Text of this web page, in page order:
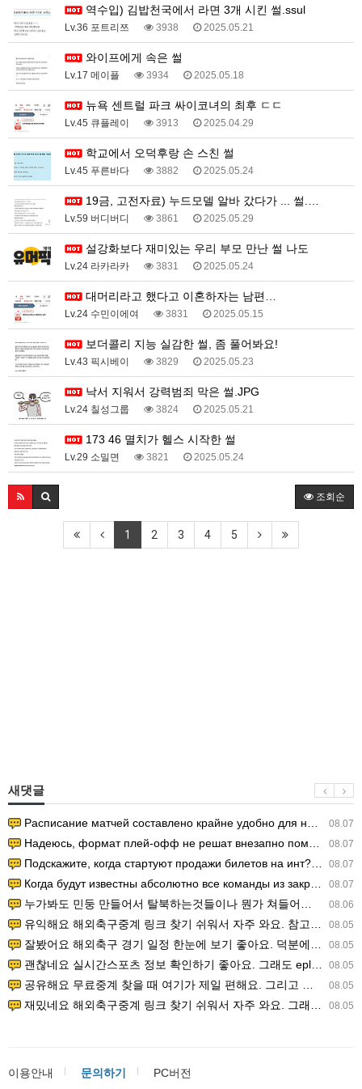
역수입) 김밥천국에서 라면 3개 시킨 썰.ssul
Lv.36 포트리쯔 3938 2025.05.21
와이프에게 속은 썰
Lv.17 메이플 3934 2025.05.18
뉴욕 센트럴 파크 싸이코녀의 최후 ㄷㄷ
Lv.45 큐플레이 3913 2025.04.29
학교에서 오덕후랑 손 스친 썰
Lv.45 푸른바다 3882 2025.05.24
19금, 고전자료) 누드모델 알바 갔다가 ... 썰.…
Lv.59 버디버디 3861 2025.05.29
설강화보다 재미있는 우리 부모 만난 썰 나도
Lv.24 라카라카 3831 2025.05.24
대머리라고 했다고 이혼하자는 남편…
Lv.24 수민이에여 3831 2025.05.15
보더콜리 지능 실감한 썰, 좀 풀어봐요!
Lv.43 픽시베이 3829 2025.05.23
낙서 지워서 강력범죄 막은 썰.JPG
Lv.24 칠성그룹 3824 2025.05.21
173 46 멸치가 헬스 시작한 썰
Lv.29 소밀면 3821 2025.05.24
조회순
1 2 3 4 5
새댓글
08.07
Расписание матчей составлено крайне удобно для нашего часово…
08.07
Надеюсь, формат плей-офф не решат внезапно поменять. https:/…
08.07
Подскажите, когда стартуют продажи билетов на инт? https://g…
08.07
Когда будут известны абсолютно все команды из закрытых квали…
08.06
누가봐도 민둥 만들어서 탈북하는것들이나 뭔가 쳐들어오는 낌새를 미리 알아차리기 위함이지 저걸 전쟁준비라고 하…
08.05
유익해요 해외축구중계 링크 찾기 쉬워서 자주 와요. 참고로 무료스포츠중계 정보 확인할 때 출처 꼭 체크해요.…
08.05
잘봤어요 해외축구 경기 일정 한눈에 보기 좋아요. 덕분에 epl중계 볼 때 공식 중계 채널 먼저 찾아봐요. …
08.05
괜찮네요 실시간스포츠 정보 확인하기 좋아요. 그래도 epl중계 볼 때 공식 중계 채널 먼저 찾아봐요. 북마크…
08.05
공유해요 무료중계 찾을 때 여기가 제일 편해요. 그리고 무료스포츠중계 정보 확인할 때 출처 꼭 체크해요. 앞…
08.05
재밌네요 해외축구중계 링크 찾기 쉬워서 자주 와요. 그래서 해외축구중계도 정식 서비스로 봐야 안전해요. 다음…
이용안내 문의하기 PC버전